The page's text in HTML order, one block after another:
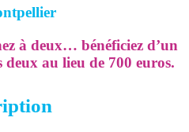
à deux… bénéficiez d’un
au lieu de 700 euros.